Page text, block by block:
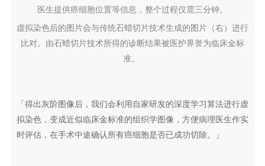
医生提供癌细胞位置等信息，整个过程仅需三分钟。
虚拟染色后的图片会与传统石蜡切片技术生成的图片（右）进行
比对。由石蜡切片技术所得的诊断结果被医护界誉为临床金标
准。
「得出灰阶图像后，我们会利用自家研发的深度学习算法进行虚
拟染色，变成近似临床金标准的组织学图像，方便病理医生作实
时评估，在手术中途确认所有癌细胞是否已成功切除。」